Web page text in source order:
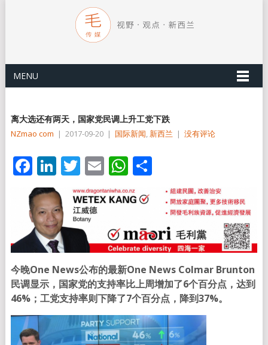
MENU
离大选还有两天，国家党民调上升工党下跌
NZmao com | 2017-09-20 | 国际新闻, 新西兰 | 没有评论
Facebook
LinkedIn
Twitter
EmailWhatsApp
分
享
今晚One News公布的最新One News Colmar Brunton
民调显示，国家党的支持率比上周增加了6个百分点，达到
46%；工党支持率则下降了7个百分点，降到37%。